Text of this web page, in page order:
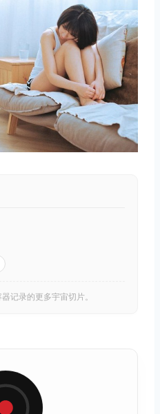
记录的更多宇宙切片。